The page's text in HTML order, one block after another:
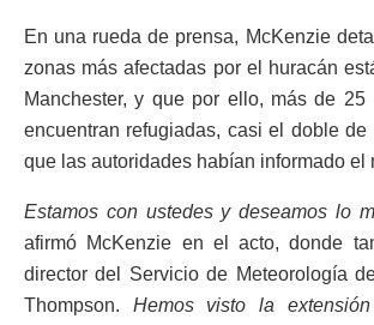
En una rueda de prensa, McKenzie
zonas más afectadas por el huracán
Manchester, y que por ello, más de 25
encuentran refugiadas, casi el doble
que las autoridades habían informado el
Estamos con ustedes y deseamos lo
afirmó McKenzie en el acto, donde
director del Servicio de Meteorología
Thompson. Hemos visto la